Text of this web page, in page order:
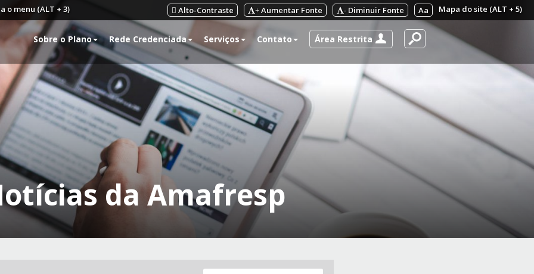
o menu (ALT + 3) Mapa do site (ALT + 5)
Aa
- Diminuir Fonte
+ Aumentar Fonte
Alto-Contraste
Sobre o Plano Rede Credenciada Serviços Contato Área Restrita
da Amafresp